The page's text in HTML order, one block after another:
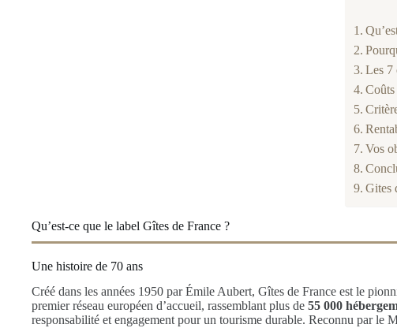
Les 7
Vos
Gites
Qu’est-ce que le label Gîtes de France ?
Une histoire de 70 ans
Créé dans les années 1950 par Émile Aubert, Gîtes de France est le
premier réseau européen d’accueil, rassemblant plus de 55 000
responsabilité et engagement pour un tourisme durable. Reconnu par le